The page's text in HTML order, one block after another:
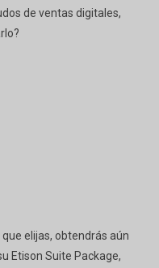
de ventas digitales,
elijas, obtendrás aún
Etison Suite Package,